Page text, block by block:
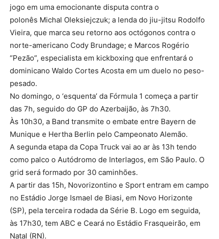
jogo em uma emocionante disputa contra o
polonês Michal Oleksiejczuk; a lenda do jiu-jitsu Rodolfo
Vieira, que marca seu retorno aos octógonos contra o
norte-americano Cody Brundage; e Marcos Rogério
“Pezão”, especialista em kickboxing que enfrentará o
dominicano Waldo Cortes Acosta em um duelo no peso-
pesado.
No domingo, o ‘esquenta’ da Fórmula 1 começa a partir
das 7h, seguido do GP do Azerbaijão, às 7h30.
Às 10h30, a Band transmite o embate entre Bayern de
Munique e Hertha Berlin pelo Campeonato Alemão.
A segunda etapa da Copa Truck vai ao ar às 13h tendo
como palco o Autódromo de Interlagos, em São Paulo. O
grid será formado por 30 caminhões.
A partir das 15h, Novorizontino e Sport entram em campo
no Estádio Jorge Ismael de Biasi, em Novo Horizonte
(SP), pela terceira rodada da Série B. Logo em seguida,
às 17h30, tem ABC e Ceará no Estádio Frasqueirão, em
Natal (RN).